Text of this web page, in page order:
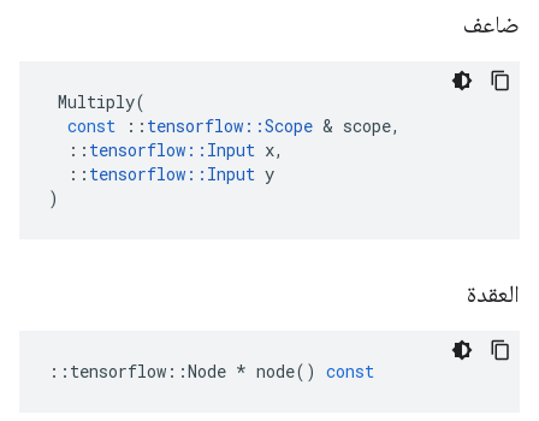
ضاعف
Multiply(
const
:: tensorflow ::Scope & scope,
:: tensorflow :: Input x,
:: tensorflow :: Input y
)
العقدة
:: tensorflow ::Node * node() const